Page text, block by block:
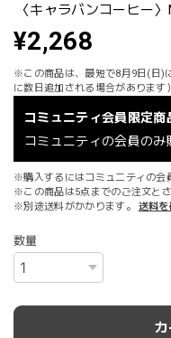
〈キャラバンコーヒー
¥2,268
※この商品は、最短で8月9日(日)
に数日追加される場合があります
コミュニティ会員限定商
コミュニティの会員のみ
※購入するにはコミュニティの会
※この商品は5点までのご注文とさ
※別途送料がかかります。
送料を
数量
カ